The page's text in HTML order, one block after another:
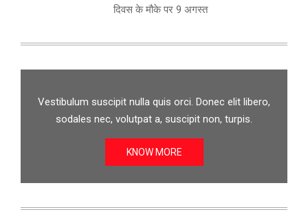
दिवस के मौके पर 9 अगस्त
Vestibulum suscipit nulla quis orci. Donec elit libero,
sodales nec, volutpat a, suscipit non, turpis.
KNOW MORE